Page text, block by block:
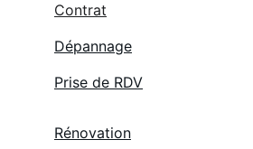
Rénovation
Dépannage
Prise de RDV
Contrat